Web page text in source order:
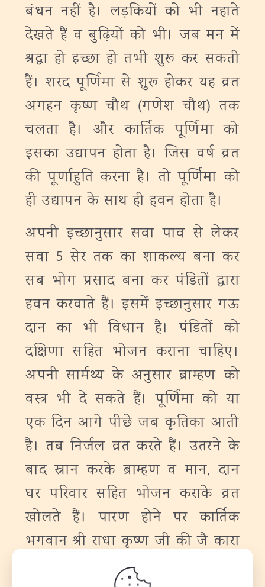
बंधन नहीं है। लड़कियों को भी नहाते
देखते हैं व बुढ़ियों को भी। जब मन में
श्रद्धा हो इच्छा हो तभी शुरू कर सकती
हैं। शरद पूर्णिमा से शुरू होकर यह व्रत
अगहन कृष्ण चौथ (गणेश चौथ) तक
चलता है। और कार्तिक पूर्णिमा को
इसका उद्यापन होता है। जिस वर्ष व्रत
की पूर्णाहुति करना है। तो पूर्णिमा को
ही उद्यापन के साथ ही हवन होता है।
अपनी इच्छानुसार सवा पाव से लेकर
सवा 5 सेर तक का शाकल्य बना कर
सब भोग प्रसाद बना कर पंडितों द्वारा
हवन करवाते हैं। इसमें इच्छानुसार गऊ
दान का भी विधान है। पंडितों को
दक्षिणा सहित भोजन कराना चाहिए।
अपनी सार्मथ्य के अनुसार ब्राम्हण को
वस्त्र भी दे सकते हैं। पूर्णिमा को या
एक दिन आगे पीछे जब कृतिका आती
है। तब निर्जल व्रत करते हैं। उतरने के
बाद स्नान करके ब्राम्हण व मान, दान
घर परिवार सहित भोजन कराके व्रत
खोलते हैं। पारण होने पर कार्तिक
भगवान श्री राधा कृष्ण जी की जै कारा
बोल कर उन्हें नमन करते हैं।